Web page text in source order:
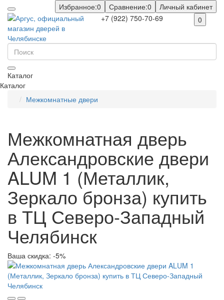
Личный кабинет
Сравнение:0
Избранное:0
+7 (922) 750-70-69
0
Каталог
Каталог
Межкомнатные двери
Межкомнатная дверь
Александровские двери
ALUM 1 (Металлик,
Зеркало бронза) купить
в ТЦ Северо-Западный
Челябинск
Ваша скидка: -5%